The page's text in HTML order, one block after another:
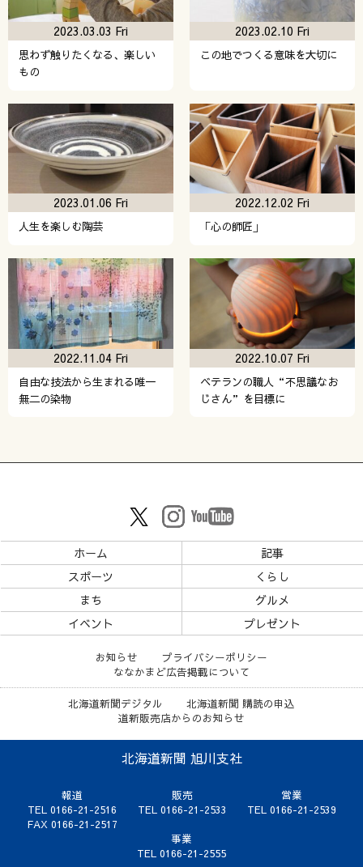
思わず触りたくなる、楽しい
もの
2023.03.03 Fri
この地でつくる意味を大切に
2023.02.10 Fri
人生を楽しむ陶芸
2023.01.06 Fri
「心の師匠」
2022.12.02 Fri
自由な技法から生まれる唯一
無二の染物
2022.11.04 Fri
ベテランの職人“不思議なお
じさん”を目標に
2022.10.07 Fri
ホーム
記事
スポーツ
くらし
まち
グルメ
イベント
プレゼント
お知らせ
プライバシーポリシー
ななかまど広告掲載について
北海道新聞デジタル
北海道新聞 購読の申込
道新販売店からのお知らせ
北海道新聞 旭川支社
報道
TEL 0166-21-2516
FAX 0166-21-2517
販売
TEL 0166-21-2533
営業
TEL 0166-21-2539
事業
TEL 0166-21-2555